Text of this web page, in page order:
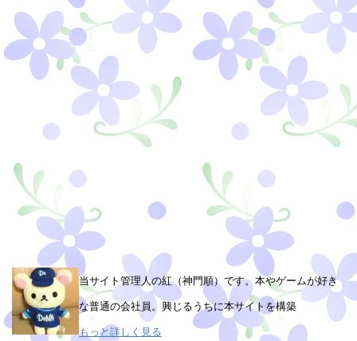
当サイト管理人の紅（神門順）です。本やゲームが好き
な普通の会社員。興じるうちに本サイトを構築
もっと詳しく見る